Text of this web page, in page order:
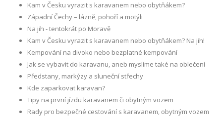
Kam v Česku vyrazit s karavanem nebo obytňákem?
Západní Čechy – lázně, pohoří a motýli
Na jih - tentokrát po Moravě
Kam v Česku vyrazit s karavanem nebo obytňákem? Na jih!
Kempování na divoko nebo bezplatné kempování
Jak se vybavit do karavanu, aneb myslíme také na oblečení
Předstany, markýzy a sluneční střechy
Kde zaparkovat karavan?
Tipy na první jízdu karavanem či obytným vozem
Rady pro bezpečné cestování s karavanem, obytným vozem